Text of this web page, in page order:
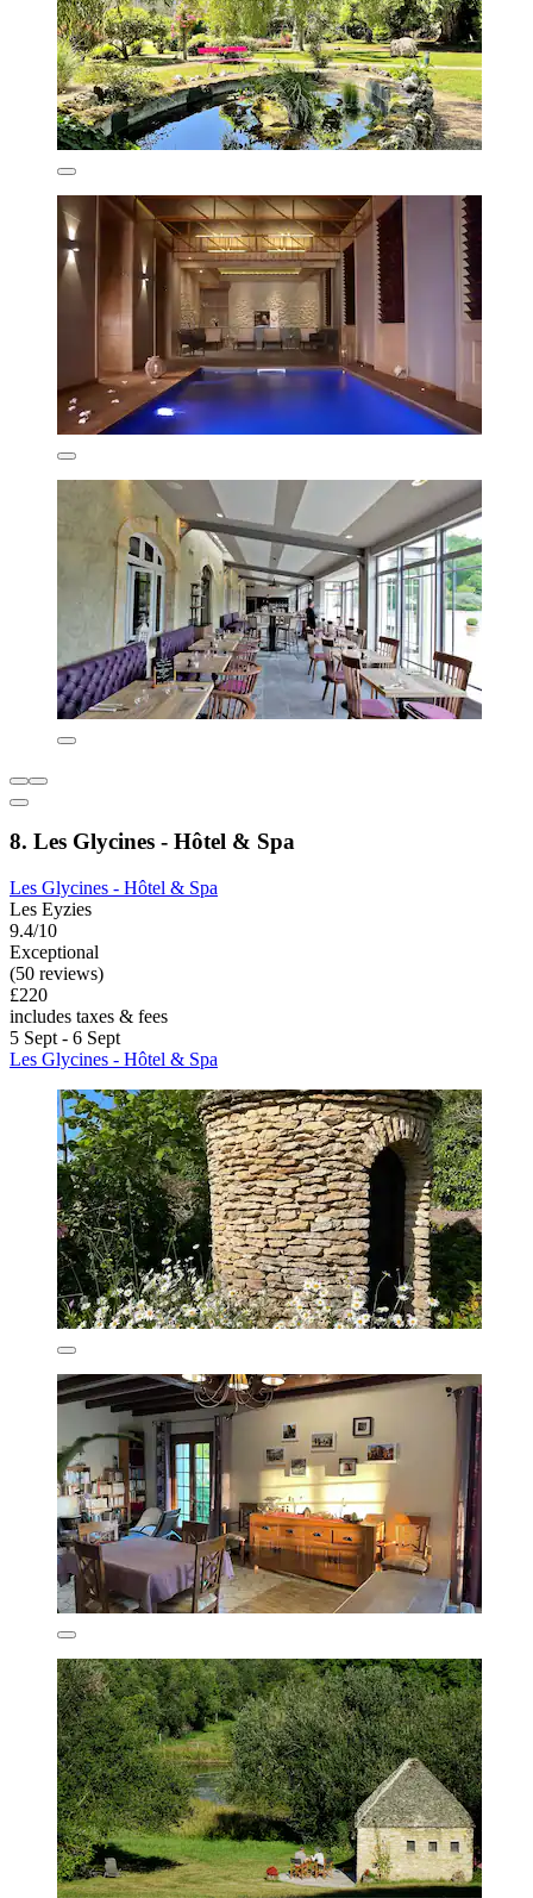
8. Les Glycines - Hôtel & Spa
Les Glycines - Hôtel & Spa
Les Eyzies
9.4/10
Exceptional
(50 reviews)
£220
includes taxes & fees
5 Sept - 6 Sept
Les Glycines - Hôtel & Spa